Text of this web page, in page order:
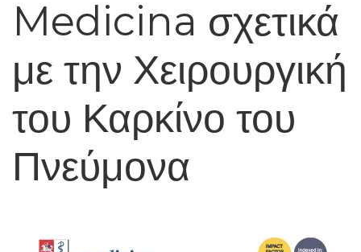
Medicina σχετικά
με την Χειρουργική
του Καρκίνο του
Πνεύμονα